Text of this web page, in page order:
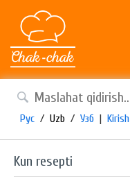
Рус / Uzb / Узб | Kirish
Kun resepti